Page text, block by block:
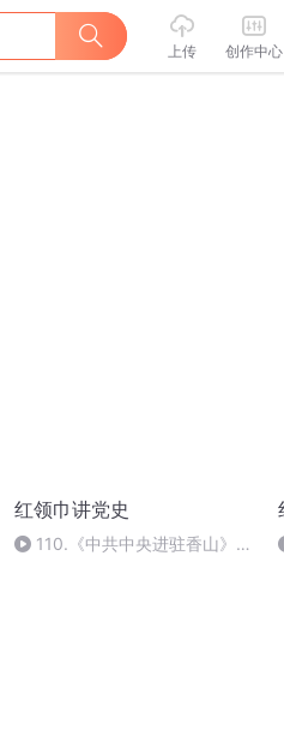
上传 创作中心
红领巾讲党史
110.《中共中央进驻香山》-